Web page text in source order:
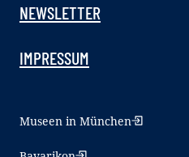
NEWSLETTER
IMPRESSUM
Museen in München